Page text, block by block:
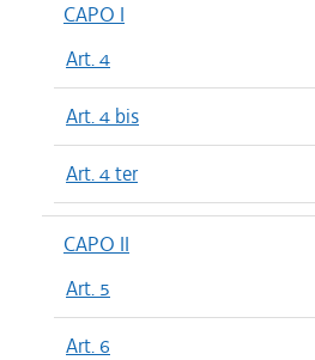
CAPO I
Art. 4
Art. 4 bis
Art. 4 ter
CAPO II
Art. 5
Art. 6